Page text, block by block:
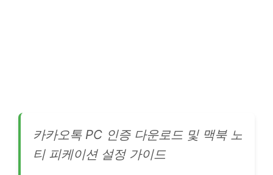
카카오톡 PC 인증 다운로드 및 맥북 노
티 피케이션 설정 가이드